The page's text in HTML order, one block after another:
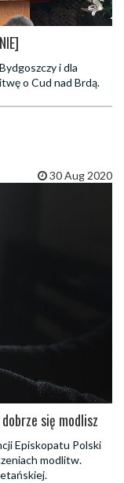
i dla
o Cud nad Brdą.
30 Aug 2020
się modlisz
Episkopatu Polski
modlitw.